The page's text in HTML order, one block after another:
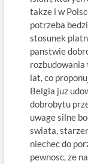
takze i w
potrzeba
stosunek
panstwie
lat, co
Belgia juz
dobrobytu
uwage silne
swiata,
niechec do
pewnosc, ze